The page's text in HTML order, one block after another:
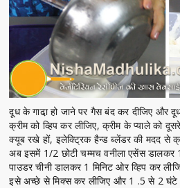
दूध के गाढा़ हो जाने पर गैस बंद कर दीजिए और दूध
क्रीम को व्हिप कर लीजिए, क्रीम के प्याले को
क्यूब रखे हों, इलेक्ट्रिक हैन्ड ब्लेंडर की मदद से
अब इसमें 1/2 छोटी चम्मच वनीला एसेंस डालकर
पाउडर चीनी डालकर 1 मिनिट ओर व्हिप कर
इसे अच्छे से मिक्स कर लीजिए और 1 .5 से 2 घंटे